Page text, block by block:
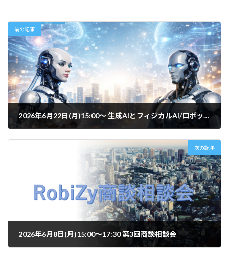
前の記事
2026年6月22日(月)15:00～ 生成AIとフィジカルAI/ロボットワーキンググループ 〜生成AIとフィジカルAIの未来について語る会【Zoom】
次の記事
2026年6月8日(月)15:00～17:30 第3回商談相談会